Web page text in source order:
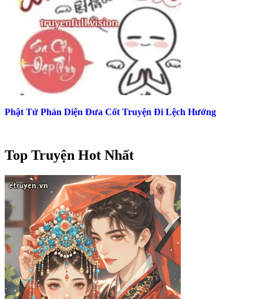
Phật Tử Phản Diện Đưa Cốt Truyện Đi Lệch Hướng
Top Truyện Hot Nhất